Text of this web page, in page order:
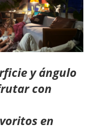
y ángulo
con
en